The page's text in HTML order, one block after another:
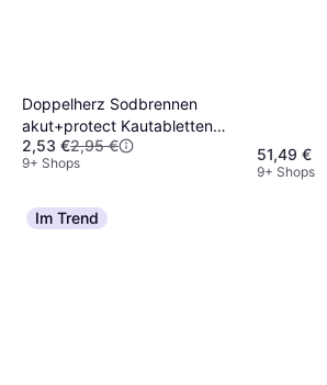
Doppelherz Sodbrennen
akut+protect Kautabletten
20
2,53 €2,95 €
9+ Shops 51,49 €
9+ Shops
Im Trend